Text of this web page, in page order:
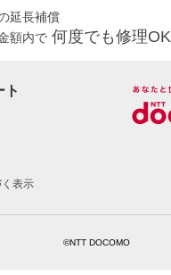
延長補償
額内で 何度でも修理OK
ト
表示
©NTT DOCOMO